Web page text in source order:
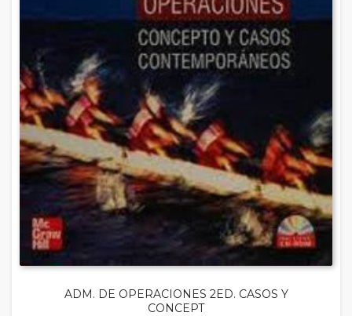
ADM. DE OPERACIONES 2ED. CASOS Y
CONCEPT